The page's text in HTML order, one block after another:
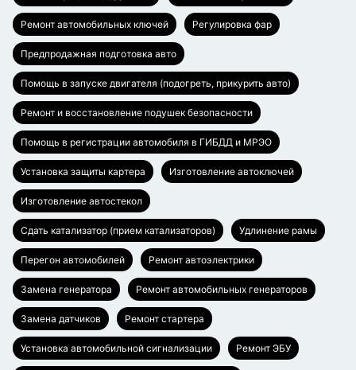
Ремонт автомобильных ключей Регулировка фар
Предпродажная подготовка авто
Помощь в запуске двигателя (подогреть, прикурить авто)
Ремонт и восстановление подушек безопасности
Помощь в регистрации автомобиля в ГИБДД и МРЭО
Установка защиты картера Изготовление автоключей
Изготовление автостекол
Сдать катализатор (прием катализаторов) Удлинение рамы
Перегон автомобилей Ремонт автоэлектрики
Замена генератора Ремонт автомобильных генераторов
Замена датчиков Ремонт стартера
Установка автомобильной сигнализации Ремонт ЭБУ